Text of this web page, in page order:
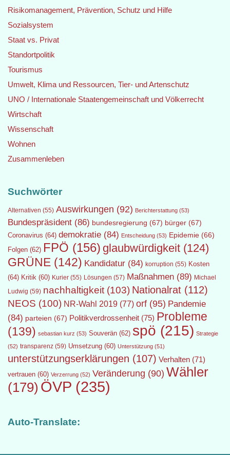
Risikomanagement, Prävention, Schutz und Hilfe
Sozialsystem
Staat vs. Privat
Standortpolitik
Tourismus
Umwelt, Klima und Ressourcen, Tier- und Artenschutz
UNO / Internationale Staatengemeinschaft und Völkerrecht
Wirtschaft
Wissenschaft
Wohnen
Zusammenleben
Suchwörter
Alternativen (55) Auswirkungen (92) Berichterstattung (53)
Bundespräsident (86) bundesregierung (67) bürger (67)
Coronavirus (64) demokratie (84) Entscheidung (53) Epidemie (66)
Folgen (62) FPÖ (156) glaubwürdigkeit (124)
GRÜNE (142) Kandidatur (84) korruption (55) Kosten
(64) Kritik (60) Kurier (55) Lösungen (57) Maßnahmen (89) Michael
Ludwig (59) nachhaltigkeit (103) Nationalrat (112)
NEOS (100) NR-Wahl 2019 (77) orf (95) Pandemie
(84) parteien (67) Politikverdrossenheit (75) Probleme
(139) sebastian kurz (53) Souverän (62) spö (215) Strategie
(52) transparenz (59) Umsetzung (60) Unterstützung (51)
unterstützungserklärungen (107) Verhalten (71)
vertrauen (60) Verzerrung (52) Veränderung (90) Wähler
(179) ÖVP (235)
Auto-Translate: